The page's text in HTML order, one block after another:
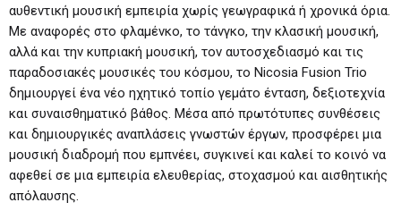
αυθεντική μουσική εμπειρία χωρίς γεωγραφικά ή χρονικά όρια.
Με αναφορές στο φλαμένκο, το τάνγκο, την κλασική μουσική,
αλλά και την κυπριακή μουσική, τον αυτοσχεδιασμό και τις
παραδοσιακές μουσικές του κόσμου, το Nicosia Fusion Trio
δημιουργεί ένα νέο ηχητικό τοπίο γεμάτο ένταση, δεξιοτεχνία
και συναισθηματικό βάθος. Μέσα από πρωτότυπες συνθέσεις
και δημιουργικές αναπλάσεις γνωστών έργων, προσφέρει μια
μουσική διαδρομή που εμπνέει, συγκινεί και καλεί το κοινό να
αφεθεί σε μια εμπειρία ελευθερίας, στοχασμού και αισθητικής
απόλαυσης.